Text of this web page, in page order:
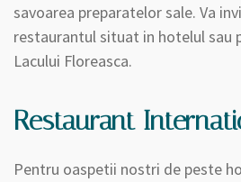
savoarea preparatelor sale. Va
restaurantul situat in hotelul sau
Lacului Floreasca.
Restaurant
Pentru oaspetii nostri de peste